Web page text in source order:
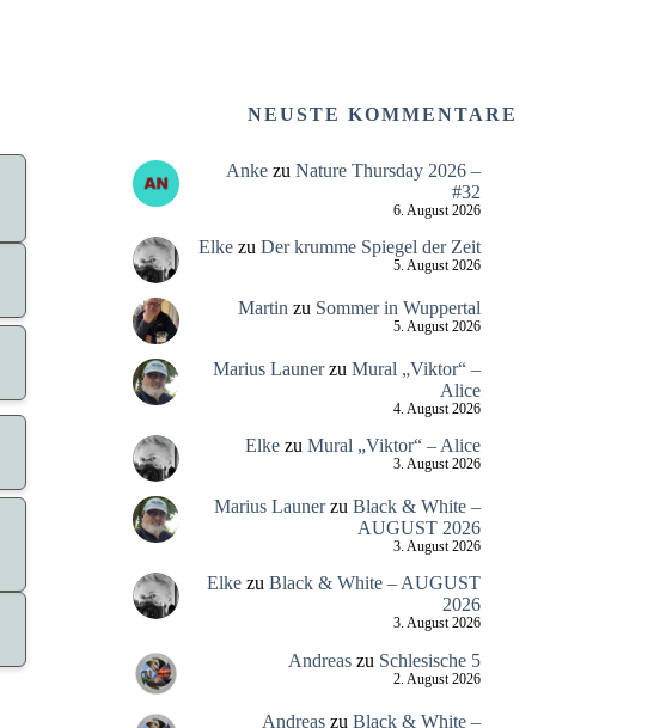
NEUSTE KOMMENTARE
Ankezu Nature Thursday 2026 –
#32
6. August 2026
Elkezu Der krumme Spiegel der Zeit
5. August 2026
Martin zu Sommer in Wuppertal
5. August 2026
Marius Launerzu Mural „Viktor“ –
Alice
4. August 2026
Elkezu Mural „Viktor“ – Alice
3. August 2026
Marius Launerzu Black & White –
AUGUST 2026
3. August 2026
Elkezu Black & White – AUGUST
2026
3. August 2026
Andreaszu Schlesische 5
2. August 2026
Andreaszu Black & White –